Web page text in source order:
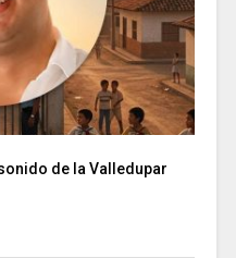
de la Valledupar